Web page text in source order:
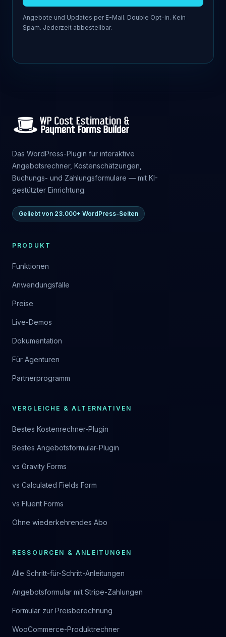
Angebote und Updates per E-Mail. Double Opt-in. Kein
Spam. Jederzeit abbestellbar.
Das WordPress-Plugin für interaktive
Angebotsrechner, Kostenschätzungen,
Buchungs- und Zahlungsformulare — mit KI-
gestützter Einrichtung.
Geliebt von 23.000+ WordPress-Seiten
PRODUKT
Funktionen
Anwendungsfälle
Preise
Live-Demos
Dokumentation
Für Agenturen
Partnerprogramm
VERGLEICHE & ALTERNATIVEN
Bestes Kostenrechner-Plugin
Bestes Angebotsformular-Plugin
vs Gravity Forms
vs Calculated Fields Form
vs Fluent Forms
Ohne wiederkehrendes Abo
RESSOURCEN & ANLEITUNGEN
Alle Schritt-für-Schritt-Anleitungen
Angebotsformular mit Stripe-Zahlungen
Formular zur Preisberechnung
WooCommerce-Produktrechner